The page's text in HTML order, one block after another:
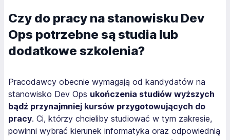
Czy do pracy na stanowisku Dev
Ops potrzebne są studia lub
dodatkowe szkolenia?
Pracodawcy obecnie wymagają od kandydatów na
stanowisko Dev Ops ukończenia studiów wyższych
bądź przynajmniej kursów przygotowujących do
pracy. Ci, którzy chcieliby studiować w tym zakresie,
powinni wybrać kierunek informatyka oraz odpowiednią